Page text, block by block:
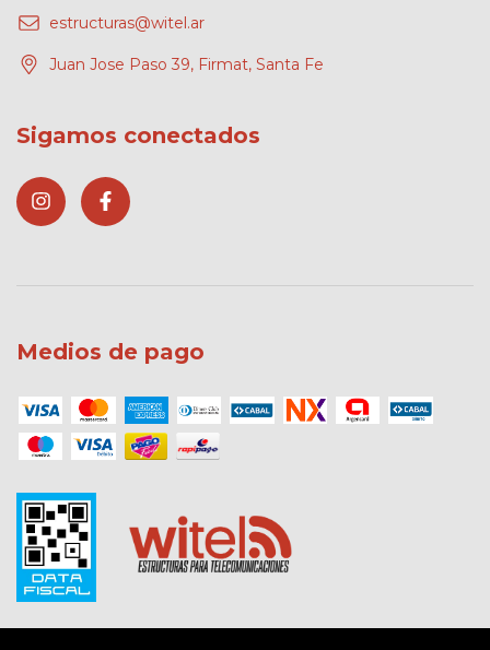
estructuras@witel.ar
Juan Jose Paso 39, Firmat, Santa Fe
Sigamos conectados
Medios de pago